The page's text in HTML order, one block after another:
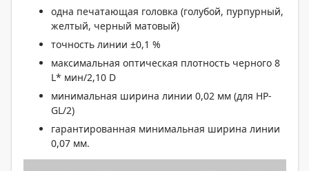
одна печатающая головка (голубой, пурпурный,
желтый, черный матовый)
точность линии ±0,1 %
максимальная оптическая плотность черного 8
L* мин/2,10 D
минимальная ширина линии 0,02 мм (для HP-
GL/2)
гарантированная минимальная ширина линии
0,07 мм.